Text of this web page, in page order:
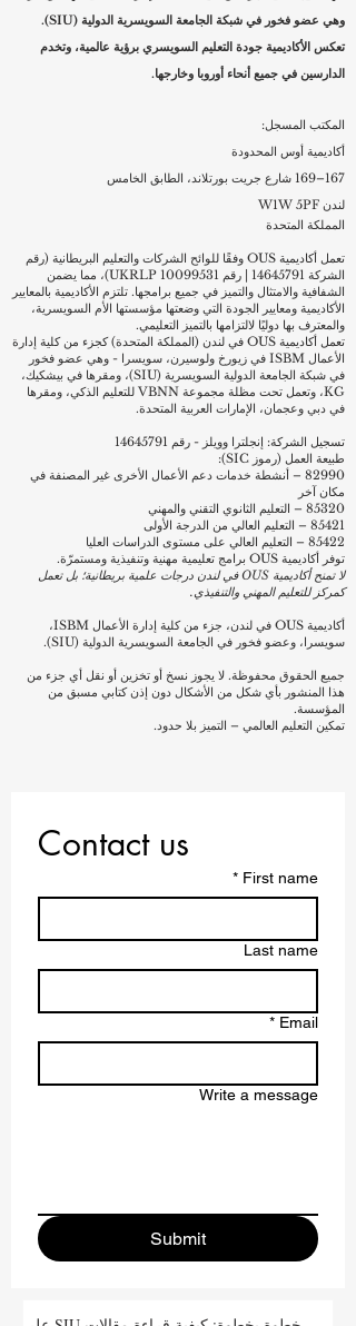
والتطوير والتكنولوجيا ، وتهدف إلى جعل
عالي الجو
© أكاديمية أوس المحدودة، لندن، المملكة
المتحدة. جميع الحقوق محفوظة.
مسجلة رسميًا لدى سجل مقدمي التعلم في المملكة المتحدة
أكاديمية OUS لندن (الأكاديمية السويسرية العالمية لما وراء البحار
تعكس الأكاديمية جودة التعليم السويسري برؤية عالمية، وتخدم
الدارسين في جميع أنحاء أوروبا وخارجها.
المكتب المسجل:
أكاديمية أوس المحدودة
167–169 شارع جريت بورتلاند، الطابق الخامس
لندن W1W 5PF
المملكة المتحدة
تعمل أكاديمية OUS وفقًا للوائح الشركات والتعليم البريطانية (رقم
الشركة14645791 | رقم UKRLP 10099531)
الشفافية والامتثال والتميز في جميع برامجها. تلتزم الأكاديمية بالمعايير
الأكاديمية ومعايير الجودة التي وضعتها مؤسستها الأم السويسرية،
والمعترف بها دوليًا لالتزامها بالتميز التعليمي.
تعمل أكاديمية OUS في لندن (المملكة المتحدة) كجزء من كلية إدارة
الأعمال ISBM في زيورخ ولوسيرن، سويسرا - وهي عضو فخور
في شبكة الجامعة الدولية السويسرية (SIU)، ومقرها في بيشكيك،
KG، وتعمل تحت مظلة مجموعة VBNN للتعليم الذكي، ومقرها
في دبي وعجمان، الإمارات العربية المتحدة.
تسجيل الشركة: إنجلترا وويلز - رقم
طبيعة العمل (رموز SIC):
82990 – أنشطة خدمات دعم الأعمال الأخرى غير المصنفة في
مكان آخر
85320 – التعليم الثانوي التقني والمهني
85421 – التعليم العالي من الدرجة الأولى
85422 – التعليم العالي على مستوى الدراسات العليا
توفر أكاديمية OUS برامج تعليمية مهنية وتنفيذية ومستمرّة.
لا تمنح أكاديمية OUS في لندن درجات علمية بريطانية؛ بل تعمل
جميع الحقوق محفوظة. لا يجوز نسخ أو تخزين أو نقل أي جزء من
هذا المنشور بأي شكل من الأشكال دون إذن كتابي مسبق من
تمكين التعليم العالمي – التميز بلا حدود.
Contact us
First name
*
Write a message